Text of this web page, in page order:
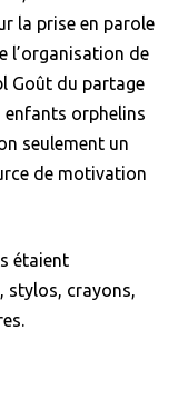
la prise en parole
l’organisation de
Goût du partage
enfants orphelins
seulement un
de motivation
étaient
stylos, crayons,